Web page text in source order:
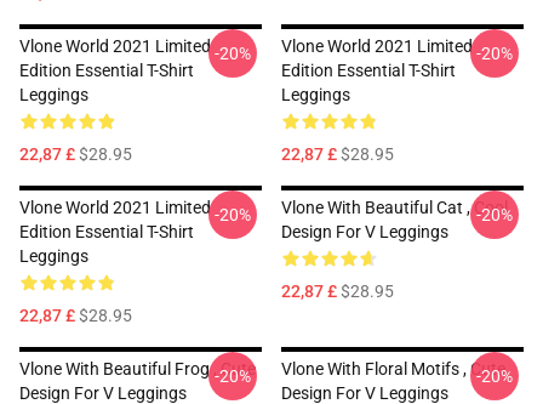
Vlone World 2021 Limited
Edition Essential T-Shirt
Leggings
22,87 £$28.95
-20%
Vlone World 2021 Limited
Edition Essential T-Shirt
Leggings
22,87 £$28.95
-20%
Vlone World 2021 Limited
Edition Essential T-Shirt
Leggings
22,87 £$28.95
-20%
Vlone With Beautiful Cat , Cool
Design For V Leggings
22,87 £$28.95
-20%
Vlone With Beautiful Frog , Cute
Design For V Leggings
-20%
Vlone With Floral Motifs , Cute
Design For V Leggings
-20%